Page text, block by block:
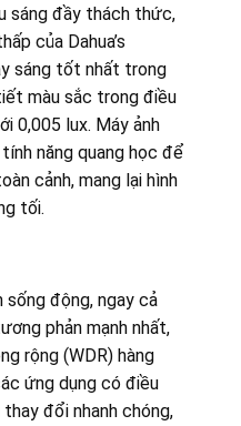
sáng đầy thách thức,
của Dahua’s
sáng tốt nhất trong
màu sắc trong điều
0,005 lux. Máy ảnh
năng quang học để
cảnh, mang lại hình
tối.
sống động, ngay cả
phản mạnh nhất,
rộng (WDR) hàng
ứng dụng có điều
đổi nhanh chóng,